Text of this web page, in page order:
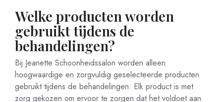
Welke producten worden
gebruikt tijdens de
behandelingen?
Bij Jeanette Schoonheidssalon worden alleen
hoogwaardige en zorgvuldig geselecteerde producten
gebruikt tijdens de behandelingen. Elk product is met
zorg gekozen om ervoor te zorgen dat het voldoet aan